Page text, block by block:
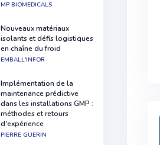
MP BIOMEDICALS
Nouveaux matériaux
isolants et défis logistiques
en chaîne du froid
EMBALL'INFOR
Implémentation de la
maintenance prédictive
dans les installations GMP :
méthodes et retours
d'expérience
PIERRE GUERIN